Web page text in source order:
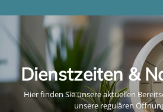
Dienstzeiten &
Hier finden Sie unsere aktuellen
unsere regulären